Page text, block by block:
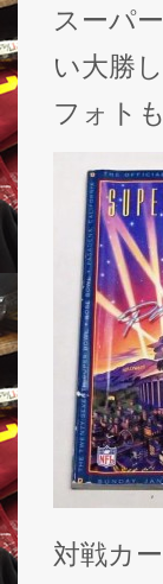
スーパ
い大勝
フォト
対戦カ